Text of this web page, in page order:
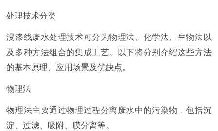
处理技术分类
浸漆线废水处理技术可分为物理法、化学法、生物法以
及多种方法组合的集成工艺。以下将分别介绍这些方法
的基本原理、应用场景及优缺点。
物理法
物理法主要通过物理过程分离废水中的污染物，包括沉
淀、过滤、吸附、膜分离等。